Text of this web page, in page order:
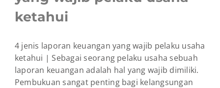
ketahui
4 jenis laporan keuangan yang wajib pelaku usaha
ketahui | Sebagai seorang pelaku usaha sebuah
laporan keuangan adalah hal yang wajib dimiliki.
Pembukuan sangat penting bagi kelangsungan